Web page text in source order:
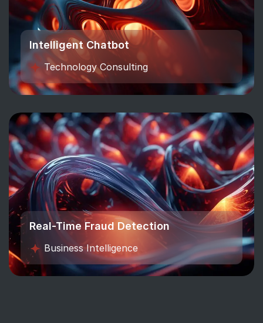
Intelligent Chatbot
Technology Consulting
Real-Time Fraud Detection
Business Intelligence